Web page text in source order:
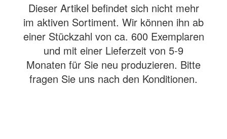
Dieser Artikel befindet sich nicht mehr
im aktiven Sortiment. Wir können ihn ab
einer Stückzahl von ca. 600 Exemplaren
und mit einer Lieferzeit von 5-9
Monaten für Sie neu produzieren. Bitte
fragen Sie uns nach den Konditionen.